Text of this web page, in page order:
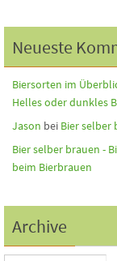
Neueste
Biersorten im
Helles oder dunkles
Jason bei Bier selber
Bier selber brauen -
beim Bierbrauen
Archive